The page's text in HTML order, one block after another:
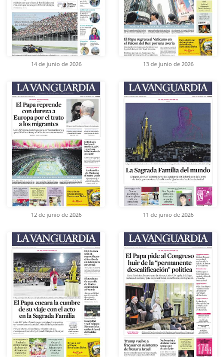
14 de junio de 2026 13 de junio de 2026
12 de junio de 2026 11 de junio de 2026